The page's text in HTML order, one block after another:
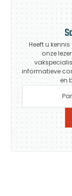
Heeft u
onze
informatieve
en